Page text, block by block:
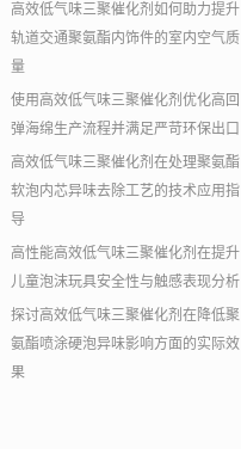
高效低气味三聚催化剂如何助力提升
轨道交通聚氨酯内饰件的室内空气质
量
使用高效低气味三聚催化剂优化高回
弹海绵生产流程并满足严苛环保出口
高效低气味三聚催化剂在处理聚氨酯
软泡内芯异味去除工艺的技术应用指
导
高性能高效低气味三聚催化剂在提升
儿童泡沫玩具安全性与触感表现分析
探讨高效低气味三聚催化剂在降低聚
氨酯喷涂硬泡异味影响方面的实际效
果